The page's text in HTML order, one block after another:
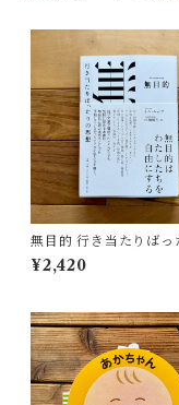
無目的 行き当たりばっ
思想 | トム・ルッツ, 田
(訳)
¥2,420